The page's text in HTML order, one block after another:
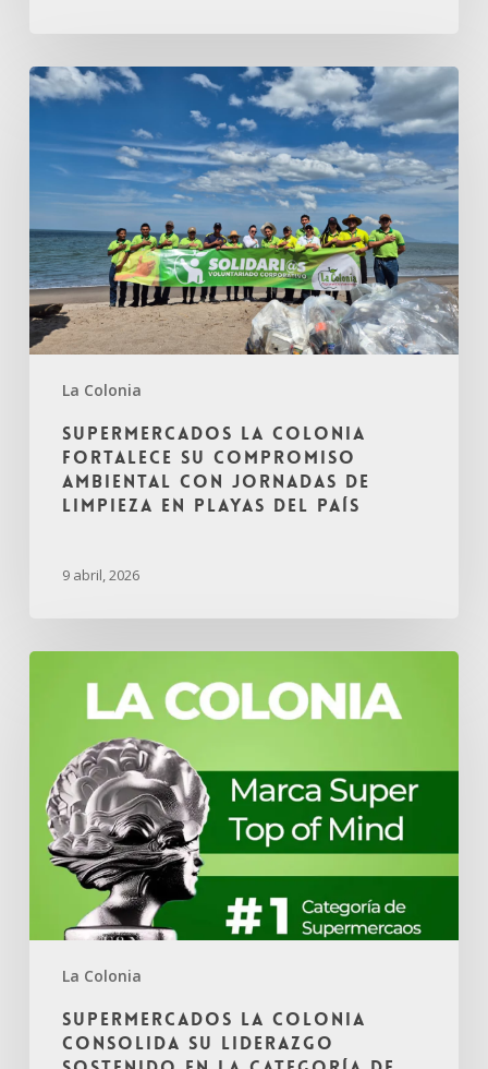
La Colonia
Supermercados La Colonia
fortalece su compromiso
ambiental con jornadas de
limpieza en playas del país
9 abril, 2026
La Colonia
Supermercados La Colonia
consolida su liderazgo